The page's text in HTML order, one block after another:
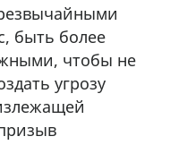
быть более
чтобы не
угрозу